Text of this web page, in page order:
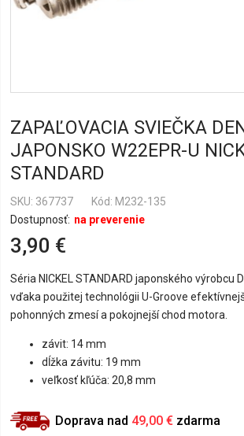
ZAPAĽOVACIA SVIEČKA
JAPONSKO W22EPR-U
STANDARD
Dostupnosť: na preverenie
SKU 367737 Kód: M232-135
3,90 €
Séria NICKEL STANDARD japonského výrobcu
vďaka použitej technológii U-Groove
pohonných zmesí a pokojnejší chod motora.
závit: 14 mm
dĺžka závitu: 19 mm
veľkosť kľúča: 20,8 mm
Doprava nad 49,00 € zdarma